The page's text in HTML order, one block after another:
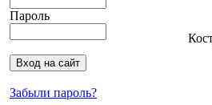
Пароль
Забыли пароль?